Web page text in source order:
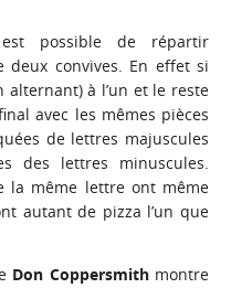
possible de répartir
convives. En effet si
alternant) à l’un et le reste
avec les mêmes pièces
de lettres majuscules
des lettres minuscules.
la même lettre ont même
autant de pizza l’un que
Don Coppersmithmontre